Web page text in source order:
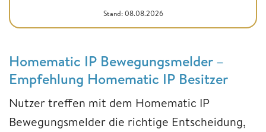
Stand: 08.08.2026
Homematic IP Bewegungsmelder –
Empfehlung Homematic IP Besitzer
Nutzer treffen mit dem Homematic IP
Bewegungsmelder die richtige Entscheidung,